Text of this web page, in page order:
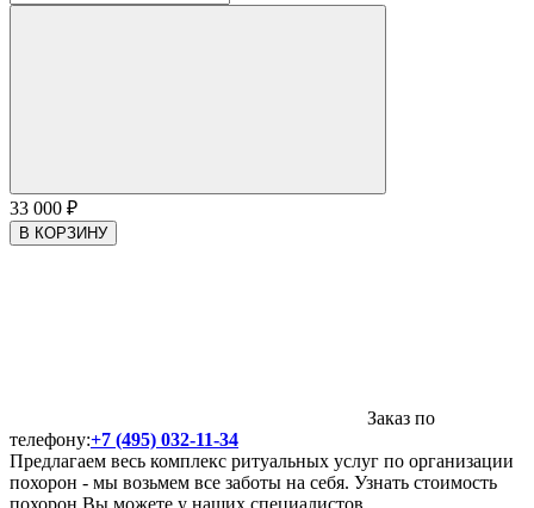
33 000 ₽
В КОРЗИНУ
Заказ по
телефону:+7 (495) 032-11-34
Предлагаем весь комплекс ритуальных услуг по организации
похорон - мы возьмем все заботы на себя. Узнать стоимость
похорон Вы можете у наших специалистов.